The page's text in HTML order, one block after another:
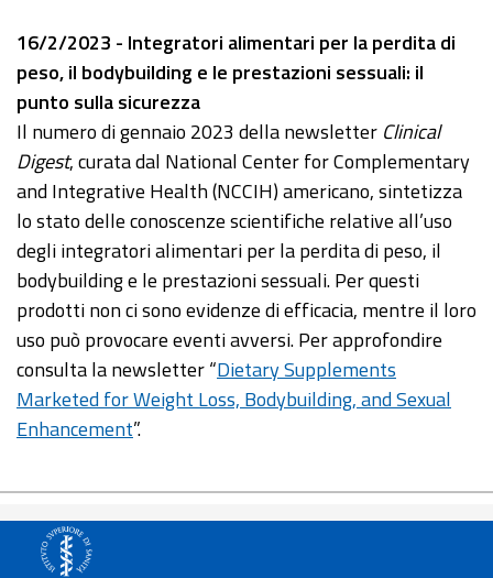
16/2/2023 - Integratori alimentari per la perdita di
peso, il bodybuilding e le prestazioni sessuali: il
punto sulla sicurezza
Il numero di gennaio 2023 della newsletter Clinical
Digest, curata dal National Center for Complementary
and Integrative Health (NCCIH) americano, sintetizza
lo stato delle conoscenze scientifiche relative all’uso
degli integratori alimentari per la perdita di peso, il
bodybuilding e le prestazioni sessuali. Per questi
prodotti non ci sono evidenze di efficacia, mentre il loro
uso può provocare eventi avversi. Per approfondire
consulta la newsletter “Dietary Supplements
Marketed for Weight Loss, Bodybuilding, and Sexual
Enhancement”.